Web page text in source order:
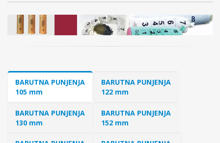
BARUTNA PUNJENJA
105 mm
BARUTNA PUNJENJA
122 mm
BARUTNA PUNJENJA
130 mm
BARUTNA PUNJENJA
152 mm